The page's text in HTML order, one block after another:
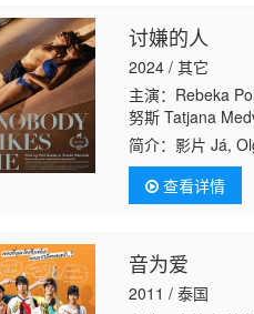
讨嫌的人
2024 / 其它
主演：Rebeka
努斯 Tatjana
简介： 影片 Já,
趣，更显粗粝。
查看详情
音为爱
2011 / 泰国